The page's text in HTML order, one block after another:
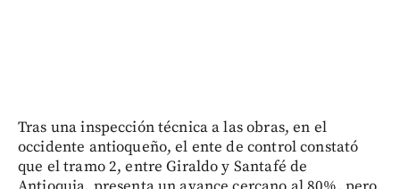
Tras una inspección técnica a las obras, en el
occidente antioqueño, el ente de control constató
que el tramo 2, entre Giraldo y Santafé de